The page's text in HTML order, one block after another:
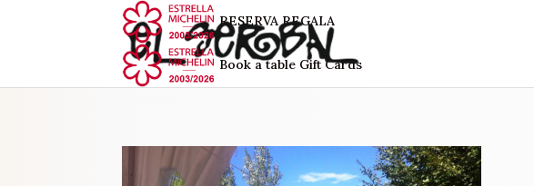
RESERVA REGALA
Book a table Gift Cards